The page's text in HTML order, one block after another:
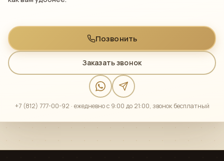
Позвонить
Заказать звонок
+7 (812) 777-00-92 · ежедневно с 9:00 до 21:00, звонок бесплатный